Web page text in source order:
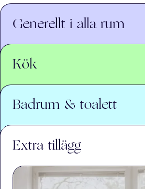
Generellt i alla rum
Kök
Badrum & toalett
Extra tillägg